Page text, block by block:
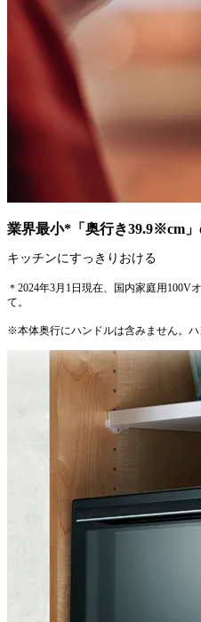
業界最小*「奥行き39.9※cm」
キッチンにすっきりおける
＊2024年3月1日現在、国内家庭用100V
て。
※本体奥行にハンドルは含みません。ハ